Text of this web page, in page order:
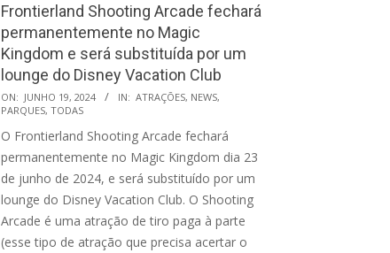
Frontierland Shooting Arcade fechará
permanentemente no Magic
Kingdom e será substituída por um
lounge do Disney Vacation Club
2024-
06-
19
ON: JUNHO 19, 2024 IN: ATRAÇÕES, NEWS,
PARQUES, TODAS
O Frontierland Shooting Arcade fechará
permanentemente no Magic Kingdom dia 23
de junho de 2024, e será substituído por um
lounge do Disney Vacation Club. O Shooting
Arcade é uma atração de tiro paga à parte
(esse tipo de atração que precisa acertar o